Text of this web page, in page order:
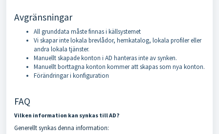
Avgränsningar
All grunddata måste finnas i källsystemet
Vi skapar inte lokala brevlådor, hemkatalog, lokala profiler eller
andra lokala tjänster.
Manuellt skapade konton i AD hanteras inte av synken.
Manuellt borttagna konton kommer att skapas som nya konton.
Förändringar i konfiguration
FAQ
Vilken information kan synkas till AD?
Generellt synkas denna information: